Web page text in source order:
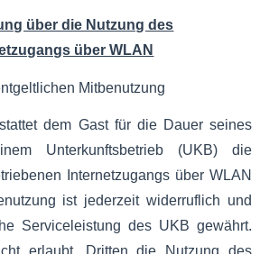
über die Nutzung des
über WLAN
Mitbenutzung
dem Gast für die Dauer seines
Unterkunftsbetrieb (UKB) die
Internetzugangs über WLAN
ist jederzeit widerruflich und
Serviceleistung des UKB gewährt.